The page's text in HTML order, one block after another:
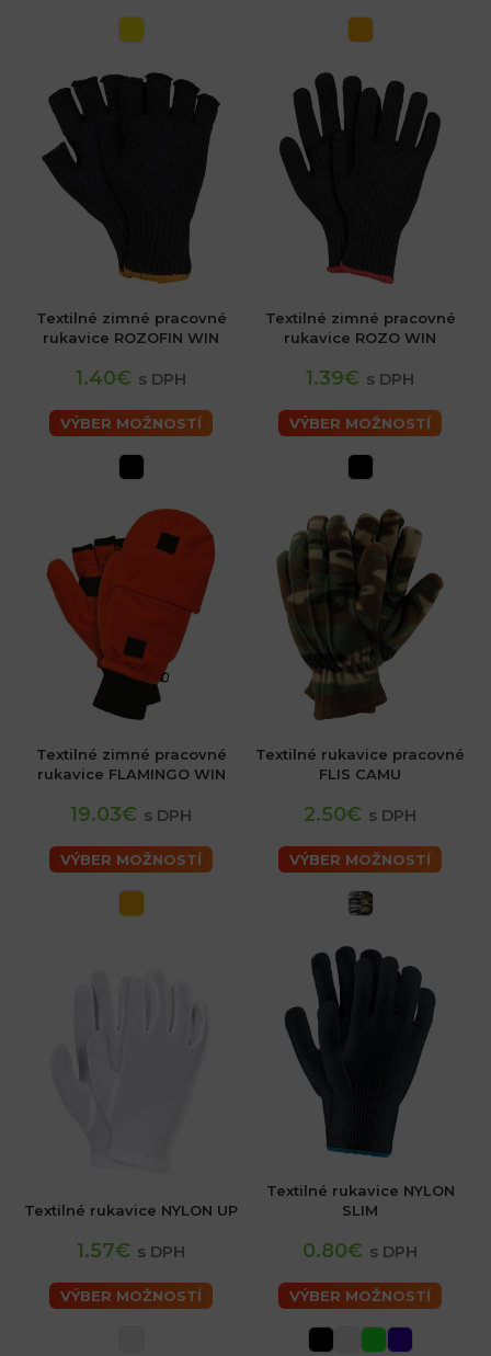
Textilné zimné pracovné
rukavice ROZOFIN WIN
1.40€ s DPH
VÝBER MOŽNOSTÍ
Textilné zimné pracovné
rukavice ROZO WIN
1.39€ s DPH
VÝBER MOŽNOSTÍ
Textilné zimné pracovné
rukavice FLAMINGO WIN
19.03€ s DPH
VÝBER MOŽNOSTÍ
Textilné rukavice pracovné
FLIS CAMU
2.50€ s DPH
VÝBER MOŽNOSTÍ
Textilné rukavice NYLON UP
1.57€ s DPH
VÝBER MOŽNOSTÍ
Textilné rukavice NYLON
SLIM
0.80€ s DPH
VÝBER MOŽNOSTÍ